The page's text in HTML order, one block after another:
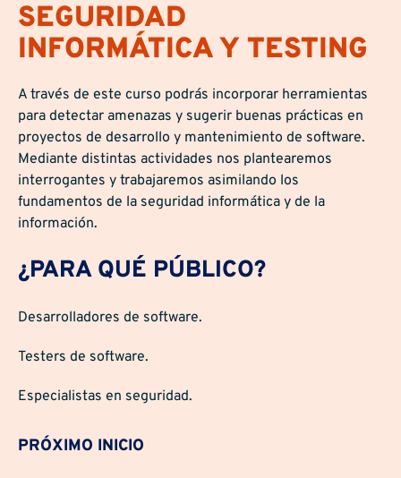
SEGURIDAD
INFORMÁTICA Y TESTING
A través de este curso podrás incorporar herramientas
para detectar amenazas y sugerir buenas prácticas en
proyectos de desarrollo y mantenimiento de software.
Mediante distintas actividades nos plantearemos
interrogantes y trabajaremos asimilando los
fundamentos de la seguridad informática y de la
información.
¿PARA QUÉ PÚBLICO?
Desarrolladores de software.
Testers de software.
Especialistas en seguridad.
PRÓXIMO INICIO